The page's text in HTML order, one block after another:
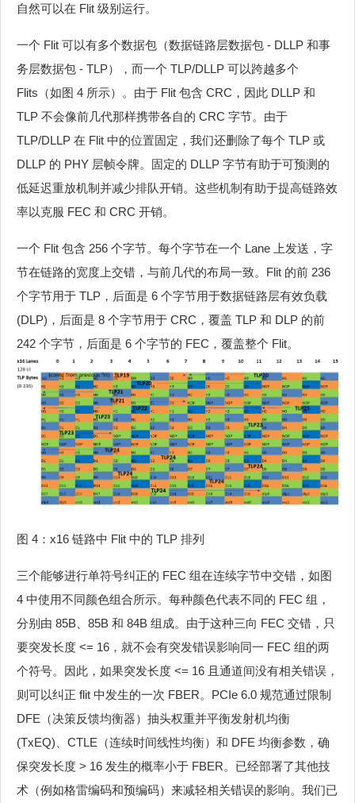
自然可以在 Flit 级别运行。
一个 Flit 可以有多个数据包（数据链路层数据包 - DLLP 和事
务层数据包 - TLP），而一个 TLP/DLLP 可以跨越多个
Flits（如图 4 所示）。由于 Flit 包含 CRC，因此 DLLP 和
TLP 不会像前几代那样携带各自的 CRC 字节。由于
TLP/DLLP 在 Flit 中的位置固定，我们还删除了每个 TLP 或
DLLP 的 PHY 层帧令牌。固定的 DLLP 字节有助于可预测的
低延迟重放机制并减少排队开销。这些机制有助于提高链路效
率以克服 FEC 和 CRC 开销。
一个 Flit 包含 256 个字节。每个字节在一个 Lane 上发送，字
节在链路的宽度上交错，与前几代的布局一致。Flit 的前 236
个字节用于 TLP，后面是 6 个字节用于数据链路层有效负载
(DLP)，后面是 8 个字节用于 CRC，覆盖 TLP 和 DLP 的前
242 个字节，后面是 6 个字节的 FEC，覆盖整个 Flit。
图 4：x16 链路中 Flit 中的 TLP 排列
三个能够进行单符号纠正的 FEC 组在连续字节中交错，如图
4 中使用不同颜色组合所示。每种颜色代表不同的 FEC 组，
分别由 85B、85B 和 84B 组成。由于这种三向 FEC 交错，只
要突发长度 <= 16，就不会有突发错误影响同一 FEC 组的两
个符号。因此，如果突发长度 <= 16 且通道间没有相关错误，
则可以纠正 flit 中发生的一次 FBER。PCIe 6.0 规范通过限制
DFE（决策反馈均衡器）抽头权重并平衡发射机均衡
(TxEQ)、CTLE（连续时间线性均衡）和 DFE 均衡参数，确
保突发长度 > 16 发生的概率小于 FBER。已经部署了其他技
术（例如格雷编码和预编码）来减轻相关错误的影响。我们已